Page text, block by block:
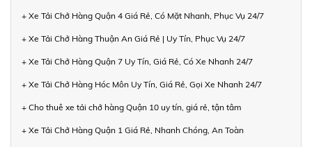
+ Xe Tải Chở Hàng Quận 4 Giá Rẻ, Có Mặt Nhanh, Phục Vụ 24/7
+ Xe Tải Chở Hàng Thuận An Giá Rẻ | Uy Tín, Phục Vụ 24/7
+ Xe Tải Chở Hàng Quận 7 Uy Tín, Giá Rẻ, Có Xe Nhanh 24/7
+ Xe Tải Chở Hàng Hóc Môn Uy Tín, Giá Rẻ, Gọi Xe Nhanh 24/7
+ Cho thuê xe tải chở hàng Quận 10 uy tín, giá rẻ, tận tâm
+ Xe Tải Chở Hàng Quận 1 Giá Rẻ, Nhanh Chóng, An Toàn